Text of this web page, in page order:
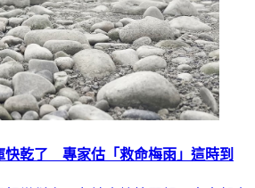
快乾了 專家估「救命梅雨」這時到